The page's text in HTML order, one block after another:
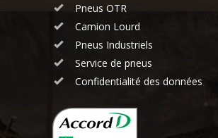
Pneus OTR
Camion Lourd
Pneus Industriels
Service de pneus
Confidentialité des données